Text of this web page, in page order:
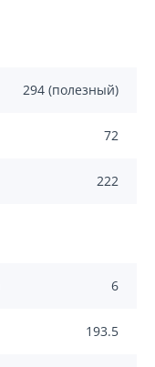
294 (полезный)
72
222
6
193.5